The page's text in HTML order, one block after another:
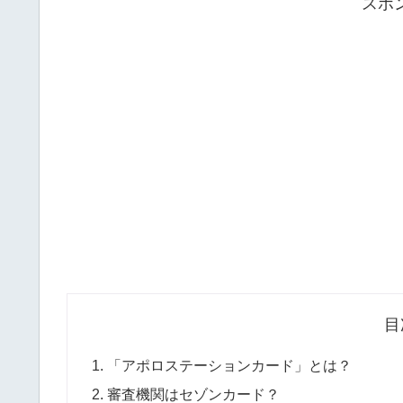
スポ
「アポロステーションカード」とは？
審査機関はセゾンカード？